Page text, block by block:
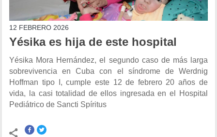
12 FEBRERO 2026
Yésika es hija de este hospital
Yésika Mora Hernández, el segundo caso de más larga
sobrevivencia en Cuba con el síndrome de Werdnig
Hoffman tipo I, cumple este 12 de febrero 20 años de
vida, la casi totalidad de ellos ingresada en el Hospital
Pediátrico de Sancti Spíritus